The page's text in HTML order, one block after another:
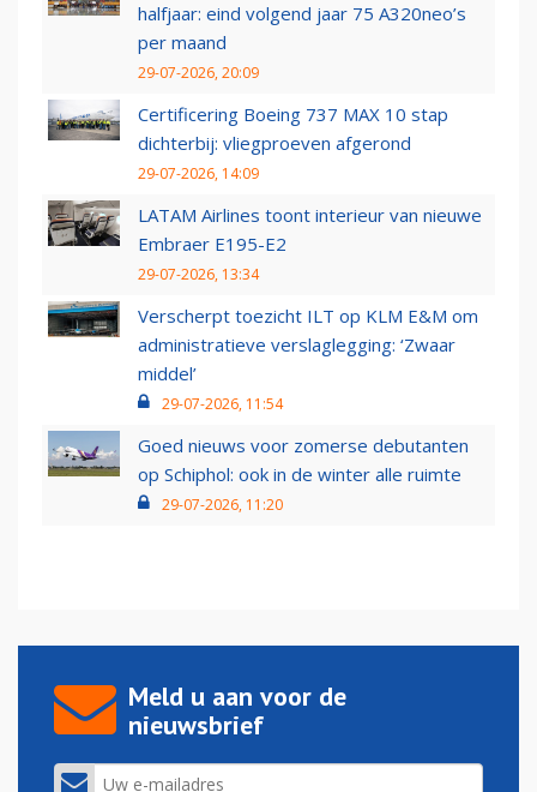
halfjaar: eind volgend jaar 75 A320neo’s
per maand
29-07-2026, 20:09
Certificering Boeing 737 MAX 10 stap
dichterbij: vliegproeven afgerond
29-07-2026, 14:09
LATAM Airlines toont interieur van nieuwe
Embraer E195-E2
29-07-2026, 13:34
Verscherpt toezicht ILT op KLM E&M om
administratieve verslaglegging: ‘Zwaar
middel’
29-07-2026, 11:54
Goed nieuws voor zomerse debutanten
op Schiphol: ook in de winter alle ruimte
29-07-2026, 11:20
Meld u aan voor de
nieuwsbrief